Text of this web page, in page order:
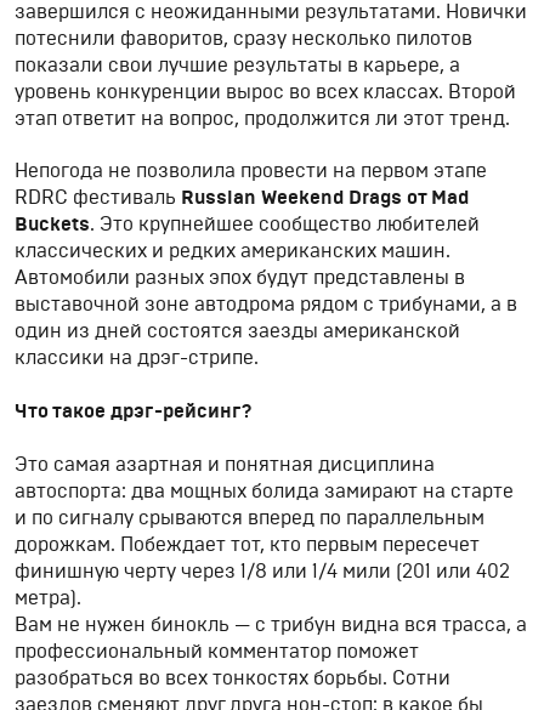
завершился с неожиданными результатами. Новички
потеснили фаворитов, сразу несколько пилотов
показали свои лучшие результаты в карьере, а
уровень конкуренции вырос во всех классах. Второй
этап ответит на вопрос, продолжится ли этот тренд.
Непогода не позволила провести на первом этапе
RDRC фестиваль Russian Weekend Drags от Mad
Buckets. Это крупнейшее сообщество любителей
классических и редких американских машин.
Автомобили разных эпох будут представлены в
выставочной зоне автодрома рядом с трибунами, а в
один из дней состоятся заезды американской
классики на дрэг-стрипе.
Что такое дрэг-рейсинг?
Это самая азартная и понятная дисциплина
автоспорта: два мощных болида замирают на старте
и по сигналу срываются вперед по параллельным
дорожкам. Побеждает тот, кто первым пересечет
финишную черту через 1/8 или 1/4 мили (201 или 402
метра).
Вам не нужен бинокль — с трибун видна вся трасса, а
профессиональный комментатор поможет
разобраться во всех тонкостях борьбы. Сотни
заездов сменяют друг друга нон-стоп: в какое бы